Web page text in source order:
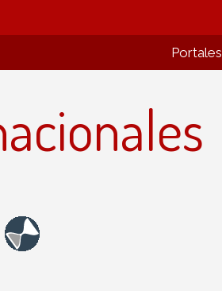
Portales